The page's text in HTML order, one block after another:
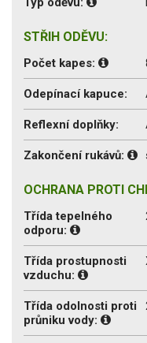
STŘIH ODĚVU:
Počet kapes:
Odepínací kapuce:
Reflexní doplňky:
Zakončení rukávů:
OCHRANA PROTI
Třída tepelného
odporu:
Třída prostupnosti
vzduchu:
Třída odolnosti proti
průniku vody: